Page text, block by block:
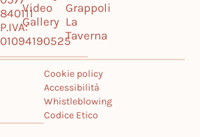
840111
P.IVA:
01094190525
Video
Gallery
Grappoli
La
Taverna
Cookie policy
Accessibilità
Whistleblowing
Codice Etico